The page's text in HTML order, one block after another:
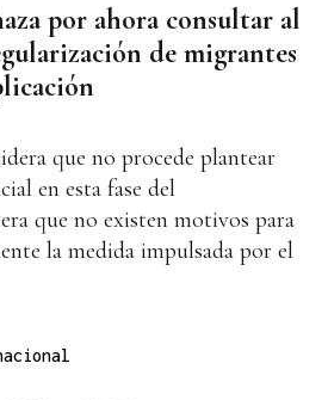
por ahora consultar al
de migrantes
que no procede plantear
en esta fase del
que no existen motivos para
la medida impulsada por el